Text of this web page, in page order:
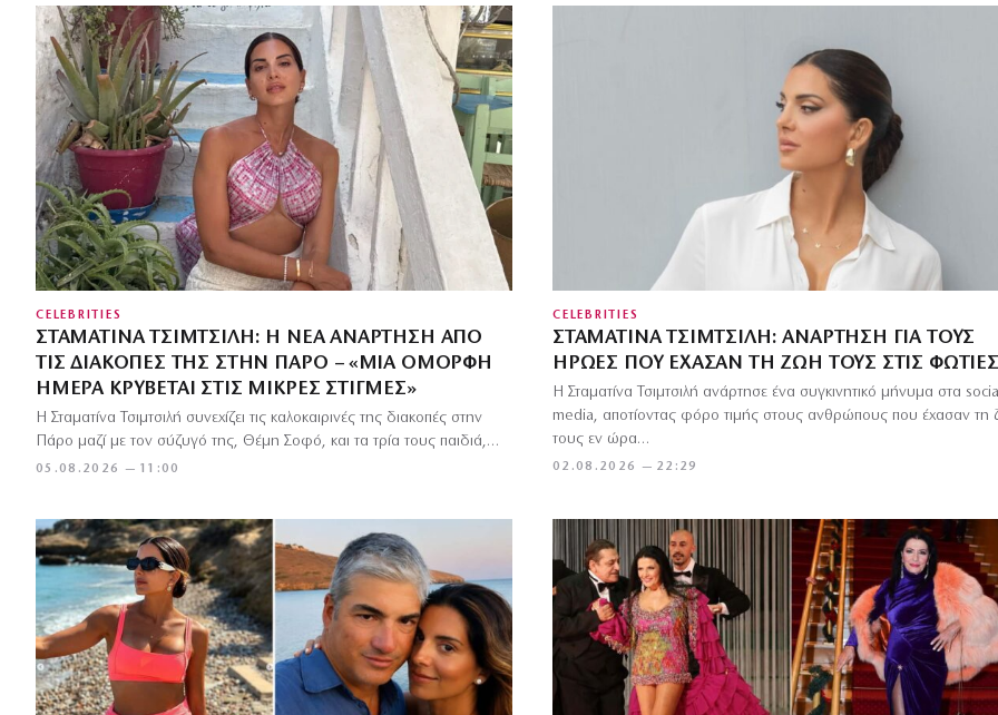
CELEBRITIES
ΣΤΑΜΑΤΊΝΑ ΤΣΙΜΤΣΙΛΉ: Η ΝΈΑ ΑΝΆΡΤΗΣΗ ΑΠΌ
ΤΙΣ ΔΙΑΚΟΠΈΣ ΤΗΣ ΣΤΗΝ ΠΆΡΟ – «ΜΙΑ ΌΜΟΡΦΗ
ΗΜΈΡΑ ΚΡΎΒΕΤΑΙ ΣΤΙΣ ΜΙΚΡΈΣ ΣΤΙΓΜΈΣ»
05.08.2026 — 11:00
Η Σταματίνα Τσιμτσιλή συνεχίζει τις καλοκαιρινές της διακοπές στην
Πάρο μαζί με τον σύζυγό της, Θέμη Σοφό, και τα τρία τους παιδιά,…
CELEBRITIES
ΣΤΑΜΑΤΊΝΑ ΤΣΙΜΤΣΙΛΉ: ΑΝΆΡΤΗΣΗ ΓΙΑ ΤΟΥΣ
ΉΡΩΕΣ ΠΟΥ ΈΧΑΣΑΝ ΤΗ ΖΩΉ ΤΟΥΣ ΣΤΙΣ ΦΩΤΙΈΣ
02.08.2026 — 22:29
Η Σταματίνα Τσιμτσιλή ανάρτησε ένα συγκινητικό μήνυμα στα
media, αποτίοντας φόρο τιμής στους ανθρώπους που έχασαν τη
τους εν ώρα…